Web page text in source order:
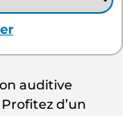
auditive
d’un